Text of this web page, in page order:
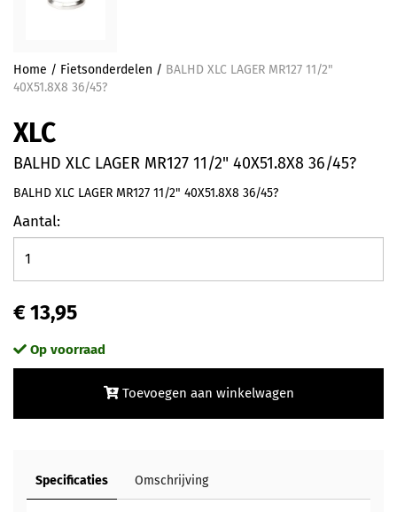
Home / Fietsonderdelen / BALHD XLC LAGER MR127 11/2"
40X51.8X8 36/45?
XLC
BALHD XLC LAGER MR127 11/2" 40X51.8X8 36/45?
BALHD XLC LAGER MR127 11/2" 40X51.8X8 36/45?
Aantal:
€ 13,95
Op voorraad
Toevoegen aan winkelwagen
Specificaties Omschrijving